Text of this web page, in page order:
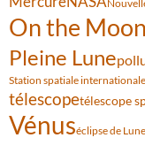
On the Moon
Pleine Lune
Station spatiale internationale
télescopetélescope
Vénuséclipse de Lune